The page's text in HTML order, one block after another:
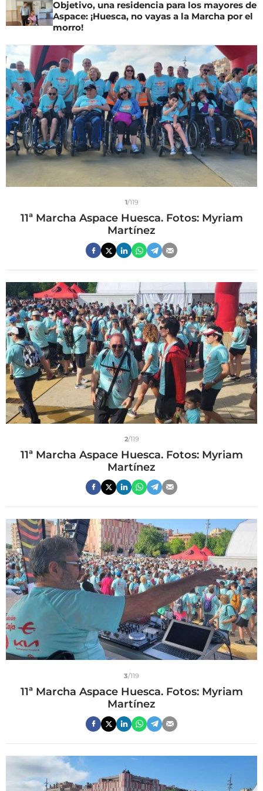
Objetivo, una residencia para los mayores de
Aspace: ¡Huesca, no vayas a la Marcha por el
morro!
1/119
11ª Marcha Aspace Huesca. Fotos: Myriam
Martínez
2/119
11ª Marcha Aspace Huesca. Fotos: Myriam
Martínez
3/119
11ª Marcha Aspace Huesca. Fotos: Myriam
Martínez